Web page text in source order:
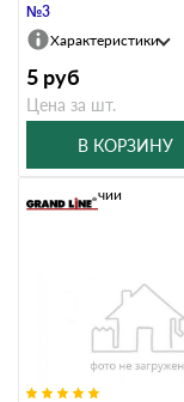
№3
Характеристики
5 руб
Цена за шт.
В КОРЗИНУ
В наличии